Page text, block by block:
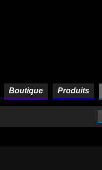
Boutique Produits